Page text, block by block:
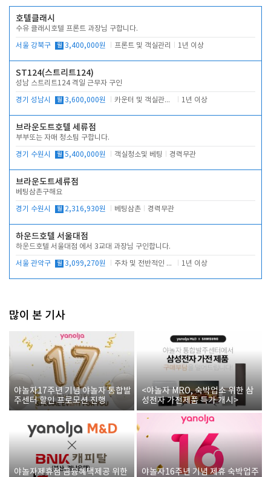
호텔클래시
수유 클래시호텔 프론트 과장님 구합니다.
서울 강북구 월 3,400,000원 프론트 및 객실관리 1년 이상
ST124(스트리트124)
성남 스트리트124 격일 근무자 구인
경기 성남시 월 3,600,000원 카운터 및 객실관리 전반 1년 이상
브라운도트호텔 세류점
부부또는 자매 청소팀 구합니다.
경기 수원시 월 5,400,000원 객실청소및 베팅 경력무관
브라운도트세류점
베팅삼촌구해요
경기 수원시 월 2,316,930원 베팅삼촌 경력무관
하운드호텔 서울대점
하운드호텔 서울대점 에서 3교대 과장님 구인합니다.
서울 관악구 월 3,099,270원 주차 및 전반적인 당번업무 1년 이상
많이 본 기사
야놀자17주년 기념 야놀자 통합발
주센터 할인 프로모션 진행
<야놀자 MRO, 숙박업소 위한 삼
성전자 가전제품 특가 개시>
야놀자제휴점 금융혜택제공 위한
야놀자16주년 기념 제휴 숙박업주